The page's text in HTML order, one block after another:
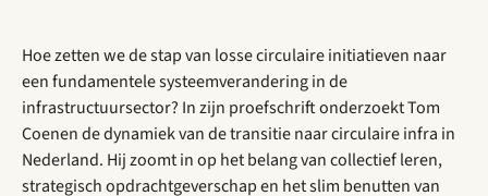
Hoe zetten we de stap van losse circulaire initiatieven naar
een fundamentele systeemverandering in de
infrastructuursector? In zijn proefschrift onderzoekt Tom
Coenen de dynamiek van de transitie naar circulaire infra in
Nederland. Hij zoomt in op het belang van collectief leren,
strategisch opdrachtgeverschap en het slim benutten van